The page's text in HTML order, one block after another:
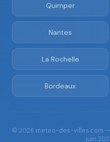
Quimper
Nantes
La Rochelle
Bordeaux
© 2026 meteo-des-villes.com —
juin